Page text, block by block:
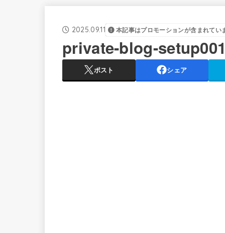
2025.09.11 本記事はプロモーションが含まれてい
private-blog-setup001
ポスト シェア